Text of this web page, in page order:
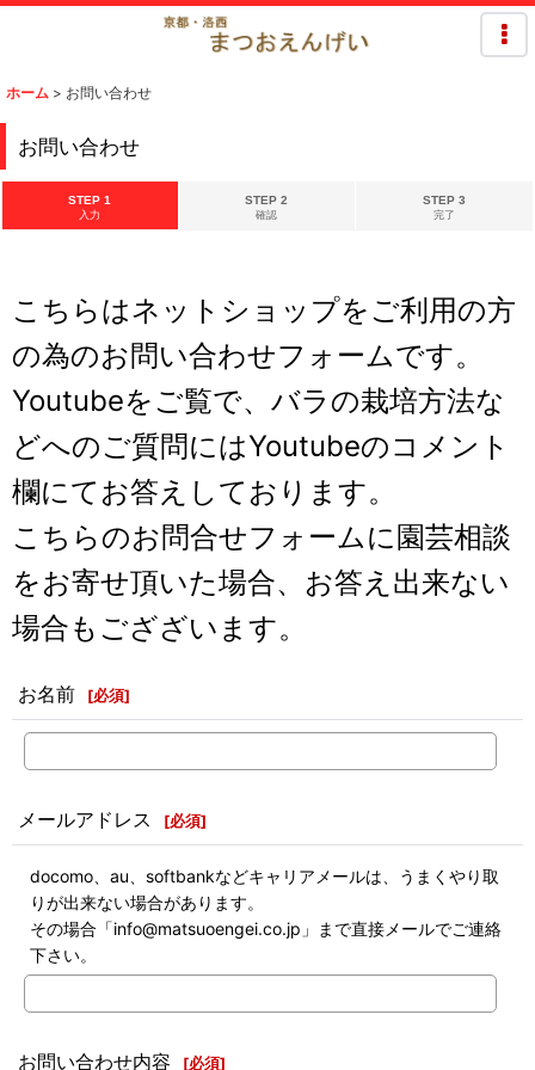
ホーム > お問い合わせ
お問い合わせ
STEP 1
入力
STEP 2
確認
STEP 3
完了
こちらはネットショップをご利用の方
の為のお問い合わせフォームです。
Youtubeをご覧で、バラの栽培方法な
どへのご質問にはYoutubeのコメント
欄にてお答えしております。
こちらのお問合せフォームに園芸相談
をお寄せ頂いた場合、お答え出来ない
場合もござざいます。
お名前 [必須]
メールアドレス [必須]
docomo、au、softbankなどキャリアメールは、うまくやり取
りが出来ない場合があります。
その場合「info@matsuoengei.co.jp」まで直接メールでご連絡
下さい。
お問い合わせ内容 [必須]